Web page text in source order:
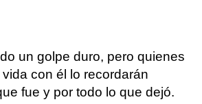
un golpe duro, pero quienes
con él lo recordarán
fue y por todo lo que dejó.